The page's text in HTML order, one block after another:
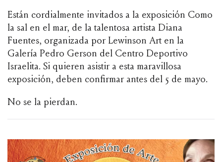
Están cordialmente invitados a la exposición Como
la sal en el mar, de la talentosa artista Diana
Fuentes, organizada por Lewinson Art en la
Galería Pedro Gerson del Centro Deportivo
Israelita. Si quieren asistir a esta maravillosa
exposición, deben confirmar antes del 5 de mayo.
No se la pierdan.